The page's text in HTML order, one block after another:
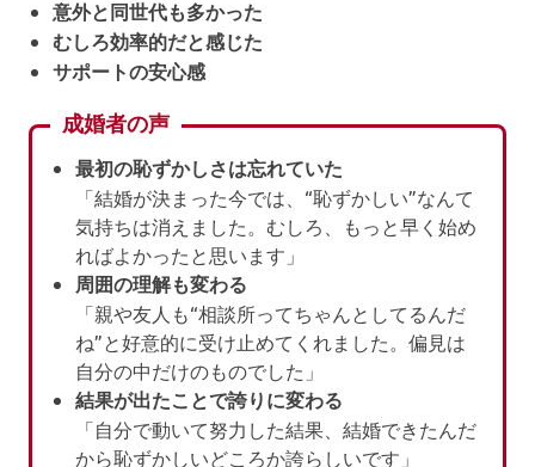
意外と同世代も多かった
むしろ効率的だと感じた
サポートの安心感
成婚者の声
最初の恥ずかしさは忘れていた
「結婚が決まった今では、“恥ずかしい”なんて
気持ちは消えました。むしろ、もっと早く始め
ればよかったと思います」
周囲の理解も変わる
「親や友人も“相談所ってちゃんとしてるんだ
ね”と好意的に受け止めてくれました。偏見は
自分の中だけのものでした」
結果が出たことで誇りに変わる
「自分で動いて努力した結果、結婚できたんだ
から恥ずかしいどころか誇らしいです」